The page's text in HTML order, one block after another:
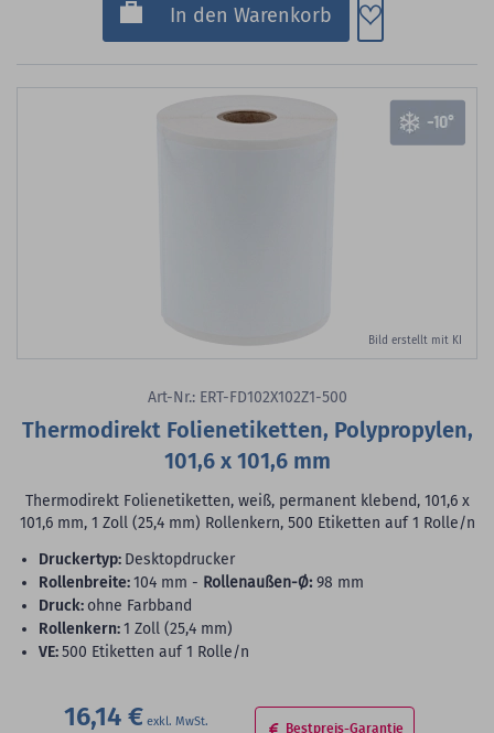
In den Warenkorb Zum
Bild erstellt mit KI
Art-Nr.: ERT-FD102X102Z1-500
Thermodirekt Folienetiketten, Polypropylen,
101,6 x 101,6 mm
Thermodirekt Folienetiketten, weiß, permanent klebend, 101,6 x
101,6 mm, 1 Zoll (25,4 mm) Rollenkern, 500 Etiketten auf 1 Rolle/n
Druckertyp: Desktopdrucker
Rollenbreite:104 mm - Rollenaußen-Ø: 98 mm
Druck: ohne Farbband
Rollenkern:1 Zoll (25,4 mm)
VE:500 Etiketten auf 1 Rolle/n
16,14 € Bestpreis-Garantie